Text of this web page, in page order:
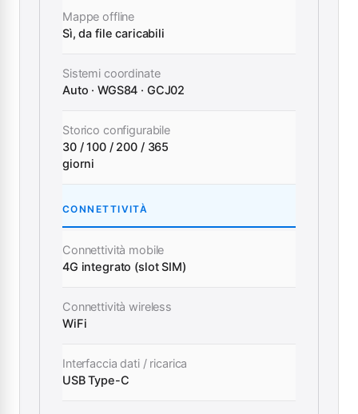
Mappe offline
Sì, da file caricabili
Sistemi coordinate
Auto · WGS84 · GCJ02
Storico configurabile
30 / 100 / 200 / 365
giorni
CONNETTIVITÀ
Connettività mobile
4G integrato (slot SIM)
Connettività wireless
WiFi
Interfaccia dati / ricarica
USB Type-C